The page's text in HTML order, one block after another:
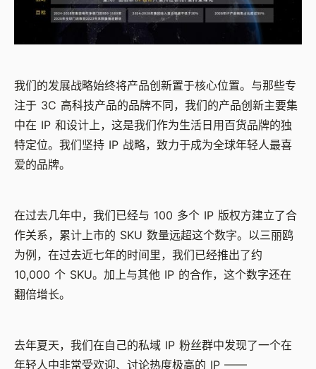
我们的发展战略始终将产品创新置于核心位置。与那些专
注于 3C 高科技产品的品牌不同，我们的产品创新主要集
中在 IP 和设计上，这是我们作为生活日用百货品牌的独
特定位。我们坚持 IP 战略，致力于成为全球年轻人最喜
爱的品牌。
在过去几年中，我们已经与 100 多个 IP 版权方建立了合
作关系，累计上市的 SKU 数量远超这个数字。以三丽鸥
为例，在过去近七年的时间里，我们已经推出了约
10,000 个 SKU。加上与其他 IP 的合作，这个数字还在
翻倍增长。
去年夏天，我们在自己的私域 IP 粉丝群中发现了一个在
年轻人中非常受欢迎、讨论热度极高的 IP ——